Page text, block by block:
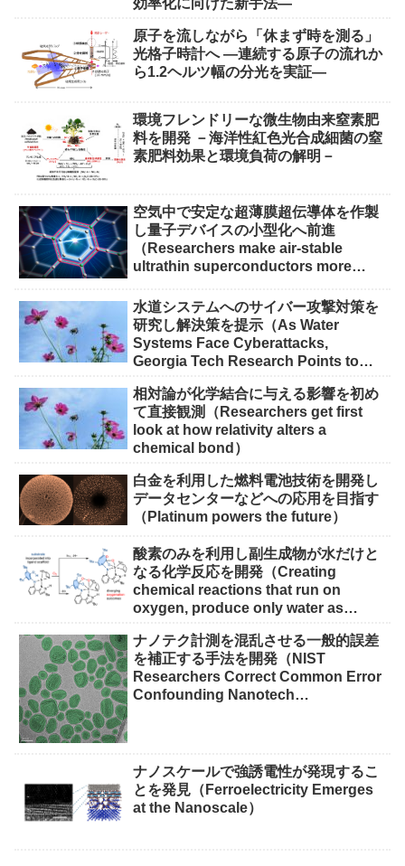
効率化に向けた新手法―
原子を流しながら「休まず時を測る」
光格子時計へ ―連続する原子の流れか
ら1.2ヘルツ幅の分光を実証―
環境フレンドリーな微生物由来窒素肥
料を開発 －海洋性紅色光合成細菌の窒
素肥料効果と環境負荷の解明－
空気中で安定な超薄膜超伝導体を作製
し量子デバイスの小型化へ前進
（Researchers make air-stable
ultrathin superconductors more
水道システムへのサイバー攻撃対策を
研究し解決策を提示（As Water
Systems Face Cyberattacks,
Georgia Tech Research Points to
相対論が化学結合に与える影響を初め
て直接観測（Researchers get first
look at how relativity alters a
chemical bond）
白金を利用した燃料電池技術を開発し
データセンターなどへの応用を目指す
（Platinum powers the future）
酸素のみを利用し副生成物が水だけと
なる化学反応を開発（Creating
chemical reactions that run on
oxygen, produce only water as
ナノテク計測を混乱させる一般的誤差
を補正する手法を開発（NIST
Researchers Correct Common Error
Confounding Nanotech
ナノスケールで強誘電性が発現するこ
とを発見（Ferroelectricity Emerges
at the Nanoscale）